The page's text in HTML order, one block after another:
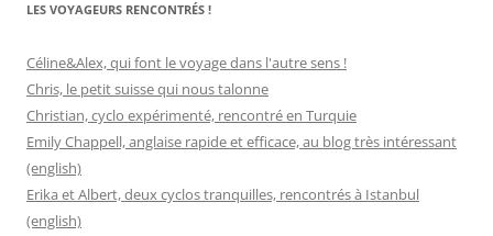
LES VOYAGEURS RENCONTRÉS !
Céline&Alex, qui font le voyage dans l'autre sens !
Chris, le petit suisse qui nous talonne
Christian, cyclo expérimenté, rencontré en Turquie
Emily Chappell, anglaise rapide et efficace, au blog très intéressant
(english)
Erika et Albert, deux cyclos tranquilles, rencontrés à Istanbul
(english)